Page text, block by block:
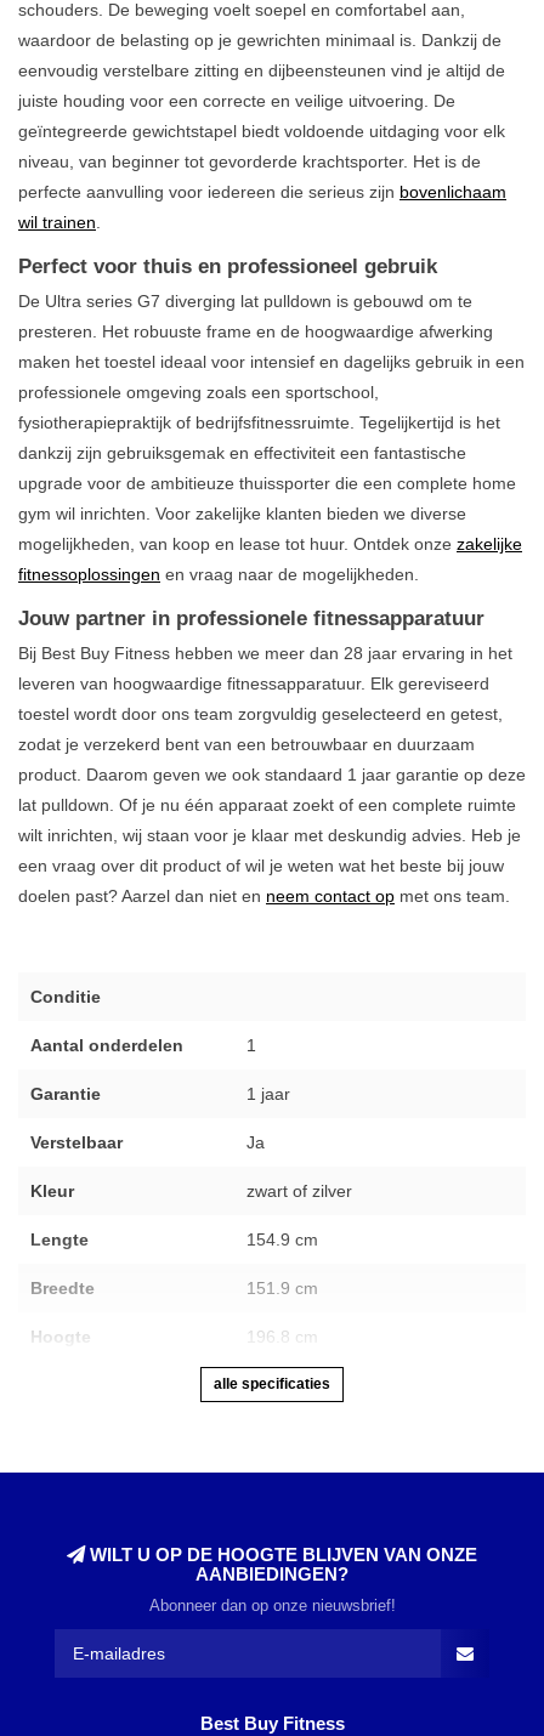
schouders. De beweging voelt soepel en comfortabel aan,
waardoor de belasting op je gewrichten minimaal is. Dankzij de
eenvoudig verstelbare zitting en dijbeensteunen vind je altijd de
juiste houding voor een correcte en veilige uitvoering. De
geïntegreerde gewichtstapel biedt voldoende uitdaging voor elk
niveau, van beginner tot gevorderde krachtsporter. Het is de
perfecte aanvulling voor iedereen die serieus zijn bovenlichaam
wil trainen
Perfect voor thuis en professioneel gebruik
De Ultra series G7 diverging lat pulldown is gebouwd om te
presteren. Het robuuste frame en de hoogwaardige afwerking
maken het toestel ideaal voor intensief en dagelijks gebruik in een
professionele omgeving zoals een sportschool,
fysiotherapiepraktijk of bedrijfsfitnessruimte. Tegelijkertijd is het
dankzij zijn gebruiksgemak en effectiviteit een fantastische
upgrade voor de ambitieuze thuissporter die een complete home
gym wil inrichten. Voor zakelijke klanten bieden we diverse
mogelijkheden, van koop en lease tot huur. Ontdek onze zakelijke
fitnessoplossingen en vraag naar de mogelijkheden.
Jouw partner in professionele fitnessapparatuur
Bij Best Buy Fitness hebben we meer dan 28 jaar ervaring in het
leveren van hoogwaardige fitnessapparatuur. Elk gereviseerd
toestel wordt door ons team zorgvuldig geselecteerd en getest,
zodat je verzekerd bent van een betrouwbaar en duurzaam
product. Daarom geven we ook standaard 1 jaar garantie op deze
lat pulldown. Of je nu één apparaat zoekt of een complete ruimte
wilt inrichten, wij staan voor je klaar met deskundig advies. Heb je
een vraag over dit product of wil je weten wat het beste bij jouw
doelen past? Aarzel dan niet en neem contact op met ons team.
Conditie
Aantal onderdelen 1
Garantie 1 jaar
Verstelbaar Ja
Kleur zwart of zilver
Lengte 154.9 cm
Breedte 151.9 cm
Hoogte 196.8 cm
alle specificaties
WILT U OP DE HOOGTE BLIJVEN VAN ONZE
AANBIEDINGEN?
Abonneer dan op onze nieuwsbrief!
Best Buy Fitness